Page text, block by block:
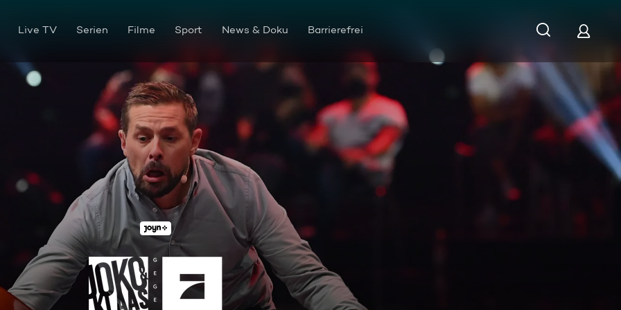
Live TV Serien Filme Sport News & Doku Barrierefrei
Folge 8